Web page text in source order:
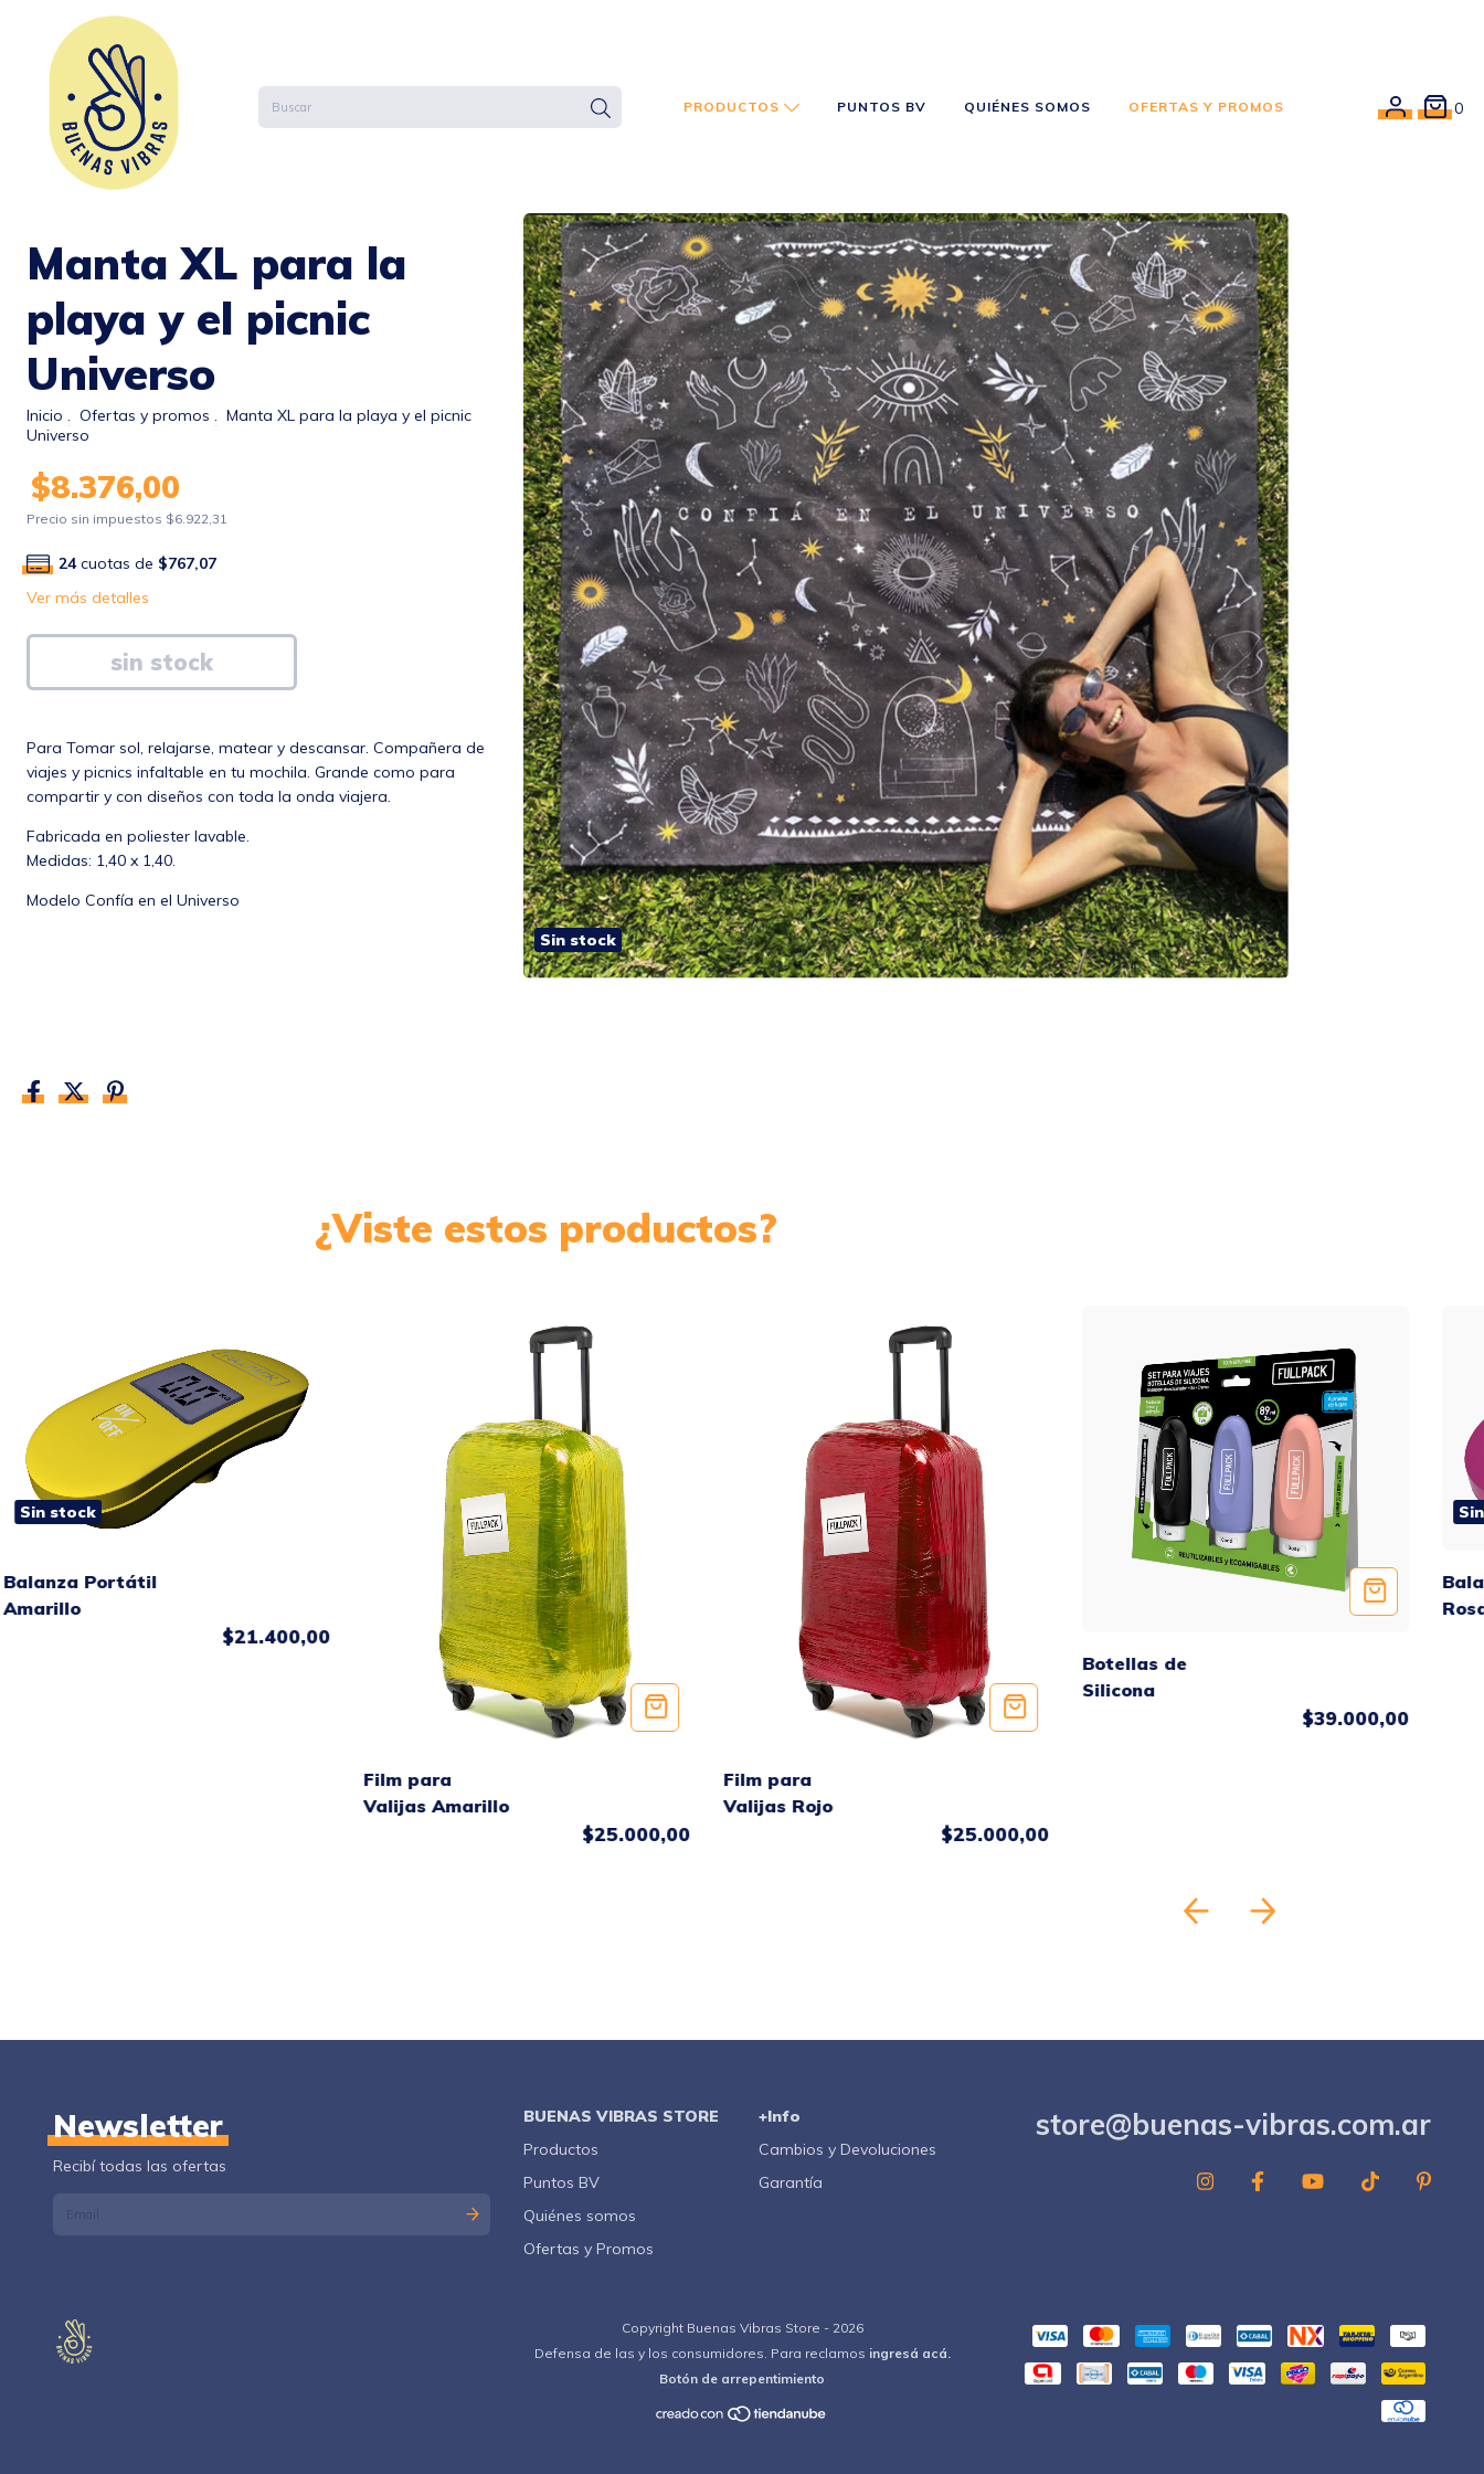
PRODUCTOS PUNTOS BV QUIÉNES SOMOS OFERTAS Y PROMOS 0
Manta XL para la
playa y el picnic
Universo
Inicio . Ofertas y promos . Manta XL para la playa y el picnic
Universo
$8.376,00
Precio sin impuestos $6.922,31
24cuotas de $767,07
Ver más detalles
Para Tomar sol, relajarse, matear y descansar. Compañera de
viajes y picnics infaltable en tu mochila. Grande como para
compartir y con diseños con toda la onda viajera.
Fabricada en poliester lavable.
Medidas: 1,40 x 1,40.
Modelo Confía en el Universo
Sin stock
¿Viste estos productos?
Sin stock
Balanza Portátil
Amarillo
$21.400,00
Film para
Valijas Amarillo
$25.000,00
Film para
Valijas Rojo
$25.000,00
Botellas de
Silicona
$39.000,00
Newsletter
Recibí todas las ofertas
BUENAS VIBRAS STORE
Productos
Puntos BV
Quiénes somos
Ofertas y Promos
+Info
Cambios y Devoluciones
Garantía
store@buenas-vibras.com.ar
Copyright Buenas Vibras Store - 2026
Defensa de las y los consumidores. Para reclamos ingresá acá.
Botón de arrepentimiento